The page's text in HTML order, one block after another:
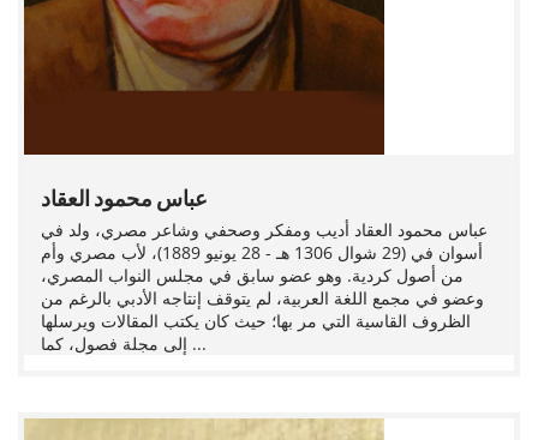
عباس محمود العقاد
عباس محمود العقاد أديب ومفكر وصحفي وشاعر مصري، ولد في
أسوان في (29 شوال 1306 هـ - 28 يونيو 1889)، لأب مصري وأم
من أصول كردية. وهو عضو سابق في مجلس النواب المصري،
وعضو في مجمع اللغة العربية، لم يتوقف إنتاجه الأدبي بالرغم من
الظروف القاسية التي مر بها؛ حيث كان يكتب المقالات ويرسلها
إلى مجلة فصول، كما ...